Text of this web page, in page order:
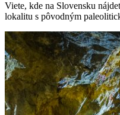
Viete, kde na Slovensku
lokalitu s pôvodným